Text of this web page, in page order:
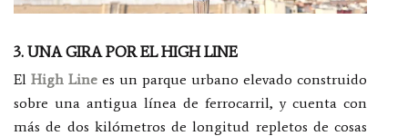
3. UNA GIRA POR EL HIGH LINE
El High Line es un parque urbano elevado construido
sobre una antigua línea de ferrocarril, y cuenta con
más de dos kilómetros de longitud repletos de cosas